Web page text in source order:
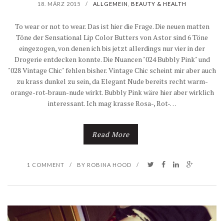
18. MÄRZ 2015 / ALLGEMEIN BEAUTY & HEALTH
To wear or not to wear. Das ist hier die Frage. Die neuen matten
Töne der Sensational Lip Color Butters von Astor sind 6 Töne
eingezogen, von denen ich bis jetzt allerdings nur vier in der
Drogerie entdecken konnte. Die Nuancen "024 Bubbly Pink" und
"028 Vintage Chic" fehlen bisher. Vintage Chic scheint mir aber auch
zu krass dunkel zu sein, da Elegant Nude bereits recht warm-
orange-rot-braun-nude wirkt. Bubbly Pink wäre hier aber wirklich
interessant. Ich mag krasse Rosa-, Rot-…
Read More
1 COMMENT / BY ROBINA HOOD /